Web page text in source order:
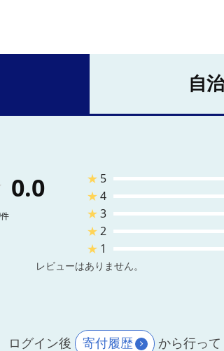
自
0.0
件
★ 5
★4
★3
★2
★ 1
レビューはありません。
ログイン後 寄付履歴 から行って